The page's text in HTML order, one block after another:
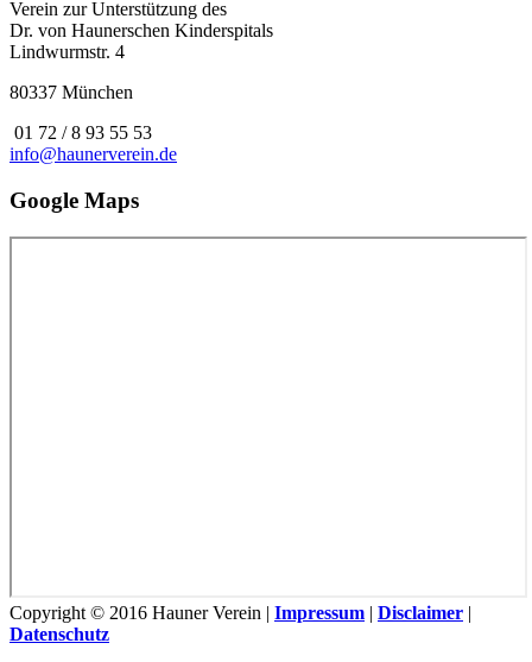
Verein zur Unterstützung des
Dr. von Haunerschen Kinderspitals
Lindwurmstr. 4
80337 München
01 72 / 8 93 55 53
info@haunerverein.de
Google Maps
Copyright © 2016 Hauner Verein | Impressum | Disclaimer |
Datenschutz